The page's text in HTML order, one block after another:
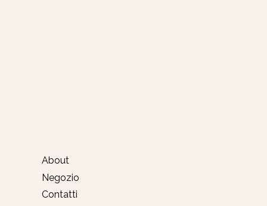
About
Negozio
Contatti